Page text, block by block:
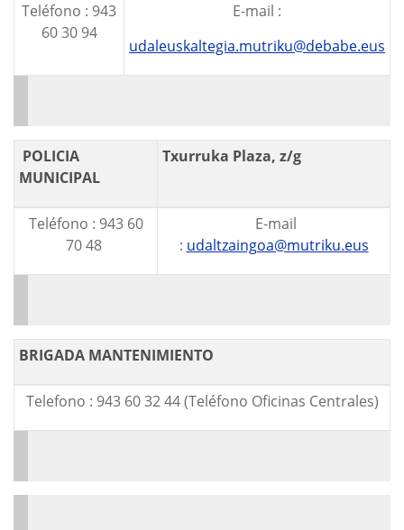
Teléfono : 943
60 30 94
E-mail :
udaleuskaltegia.mutriku@debabe.eus
POLICIA
MUNICIPAL
Txurruka Plaza, z/g
Teléfono : 943 60
70 48
E-mail
: udaltzaingoa@mutriku.eus
BRIGADA MANTENIMIENTO
Telefono : 943 60 32 44 (Teléfono Oficinas Centrales)